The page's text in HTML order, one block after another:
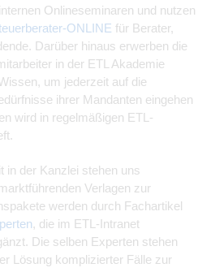
Onlineseminaren und nutzen
ONLINE für Berater,
Darüber hinaus erwerben die
in der ETL Akademie
um jederzeit auf die
ihrer Mandanten eingehen
wird in regelmäßigen ETL-
in der Kanzlei stehen uns
Verlagen zur
werden durch Fachartikel
, die im ETL-Intranet
Die selben Experten stehen
Lösung komplizierter Fälle zur